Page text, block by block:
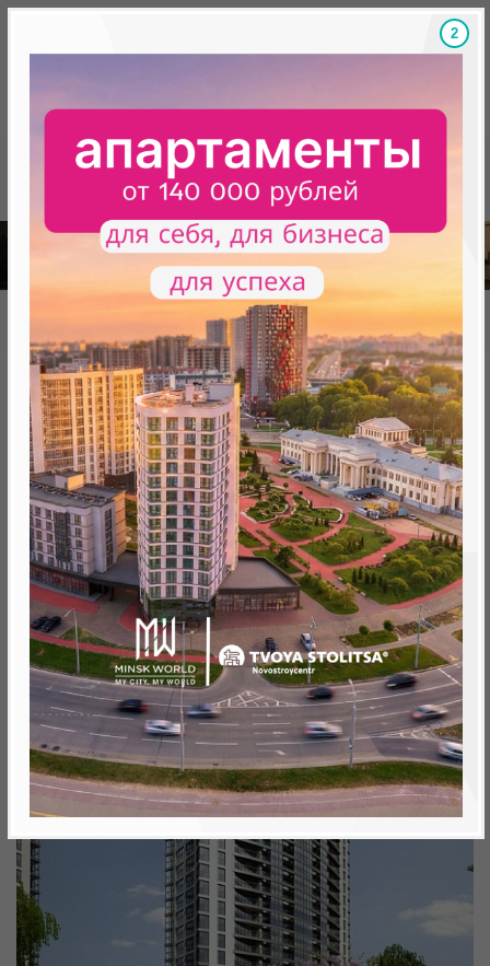
Скидки на новостройки, бонусы Готовые
База новостроек Минска «Минск Мир»
29.6 "Вильнюс", квартал "Северная Европа"
29.6 "Вильнюс", квартал
"Северная Европа"
от 0 BYN (0 USD)
Минск, Октябрьский, пр. Мира
метро «Ковальская Слобода», 566 м
1